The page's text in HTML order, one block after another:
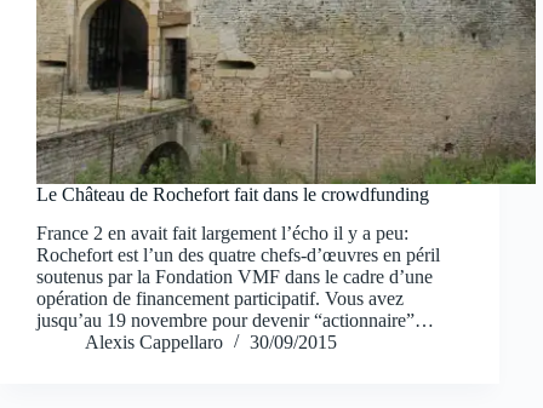
Le Château de Rochefort fait dans le crowdfunding
France 2 en avait fait largement l’écho il y a peu:
Rochefort est l’un des quatre chefs-d’œuvres en péril
soutenus par la Fondation VMF dans le cadre d’une
opération de financement participatif. Vous avez
jusqu’au 19 novembre pour devenir “actionnaire”…
Alexis Cappellaro
30/09/2015